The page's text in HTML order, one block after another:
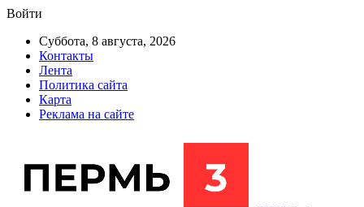
Войти
Суббота, 8 августа, 2026
Контакты
Лента
Политика сайта
Карта
Реклама на сайте